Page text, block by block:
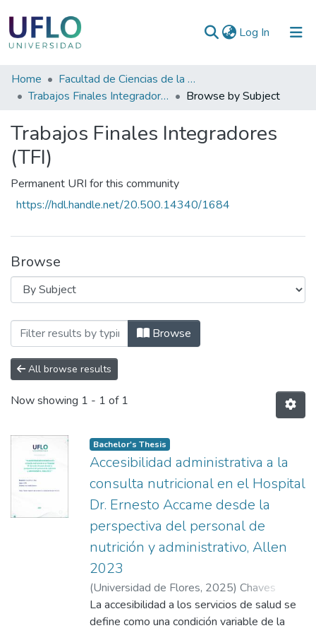
Log In (current)
Communities
&
All of RIUFLO
Home
Facultad de Ciencias de la Salud
Trabajos Finales Integradores (TFI)
Browse by Subject
Trabajos Finales Integradores
(TFI)
Permanent URI for this community
https://hdl.handle.net/20.500.14340/1684
Browse
Browsing Trabajos Finales Integradores
Browse
All browse results
Now showing 1 - 1 of 1
Bachelor's Thesis
Accesibilidad administrativa a la
consulta nutricional en el Hospital
Dr. Ernesto Accame desde la
perspectiva del personal de
nutrición y administrativo, Allen
2023
(Universidad de Flores, 2025) Chaves
Kessel, Alma;Salomone, Anabella
La accesibilidad a los servicios de salud se
define como una condición variable de la